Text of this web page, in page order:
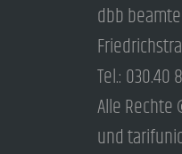
dbb
Tel.: 030.40
Alle
und